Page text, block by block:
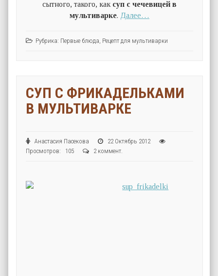
сытного, такого, как суп с чечевицей в
мультиварке. Далее…
Рубрика: Первые блюда Рецепт для мультиварки
СУП С ФРИКАДЕЛЬКАМИ
В МУЛЬТИВАРКЕ
Анастасия Пасекова
22 Октябрь 2012
Просмотров: 105
2 коммент.